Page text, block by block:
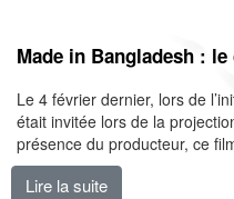
Made in Bangladesh :
Le 4 février dernier, lors de
était invitée lors de la
présence du producteur, ce
Lire la suite